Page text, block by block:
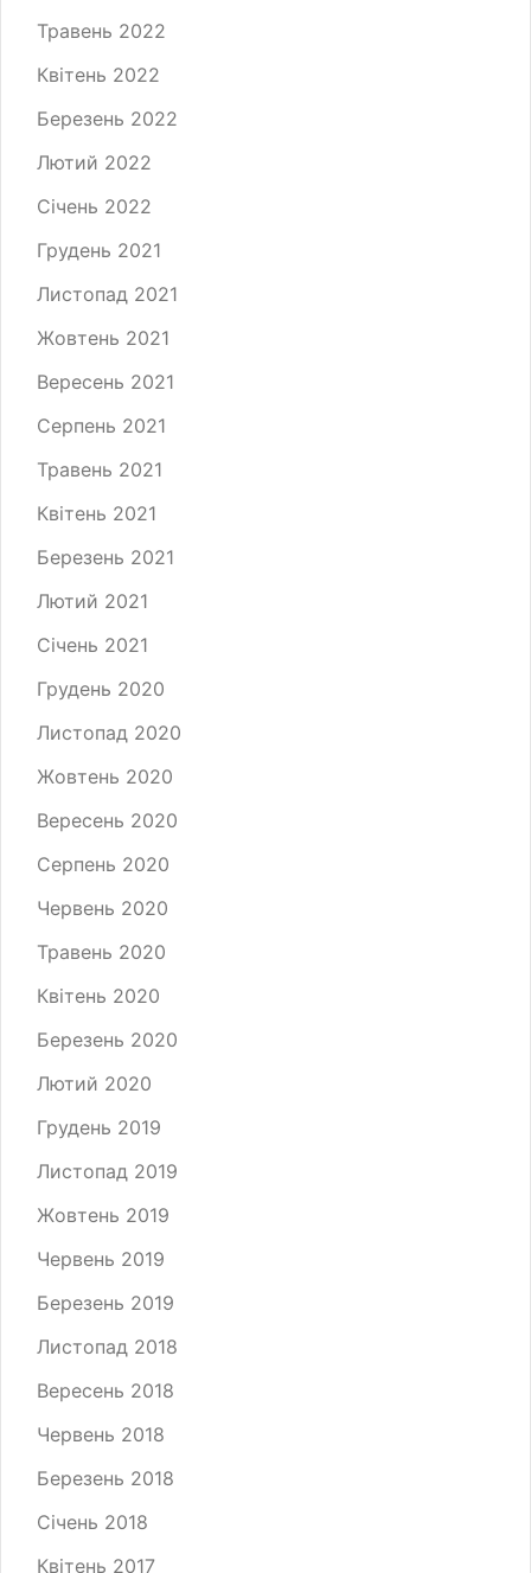
Травень 2022
Квітень 2022
Березень 2022
Лютий 2022
Січень 2022
Грудень 2021
Листопад 2021
Жовтень 2021
Вересень 2021
Серпень 2021
Травень 2021
Квітень 2021
Березень 2021
Лютий 2021
Січень 2021
Грудень 2020
Листопад 2020
Жовтень 2020
Вересень 2020
Серпень 2020
Червень 2020
Травень 2020
Квітень 2020
Березень 2020
Лютий 2020
Грудень 2019
Листопад 2019
Жовтень 2019
Червень 2019
Березень 2019
Листопад 2018
Вересень 2018
Червень 2018
Березень 2018
Січень 2018
Квітень 2017